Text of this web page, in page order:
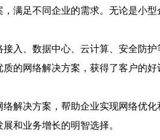
满足不同企业的需求。无论是小
入、数据中心、云计算、安全防
的网络解决方案，获得了客户的
解决方案，帮助企业实现网络优
和业务增长的明智选择。